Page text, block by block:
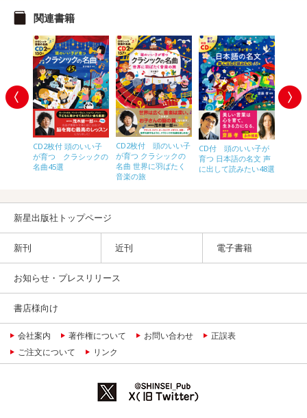
関連書籍
CD2枚付 頭のいい子
が育つ クラシックの
名曲45選
CD2枚付 頭のいい子
が育つ クラシックの
名曲 世界に羽ばたく
音楽の旅
CD付 頭のいい子が
育つ 日本語の名文 声
に出して読みたい48選
新星出版社トップページ
新刊 近刊 電子書籍
お知らせ・プレスリリース
書店様向け
会社案内 著作権について お問い合わせ
正誤表
ご注文について
リンク